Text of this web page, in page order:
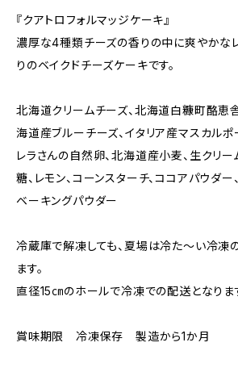
『クアトロフォルマッジケーキ』
濃厚な4種類チーズの香りの中に爽やかな
りのベイクドチーズケーキです。
北海道クリームチーズ、北海道白糠町酪恵
海道産ブルーチーズ、イタリア産マスカルポ
レラさんの自然卵、北海道産小麦、生クリー
糖、レモン、コーンスターチ、ココアパウダー
ベーキングパウダー
冷蔵庫で解凍しても、夏場は冷た～い冷凍
ます。
直径15㎝のホールで冷凍での配送となりま
賞味期限 冷凍保存 製造から1か月